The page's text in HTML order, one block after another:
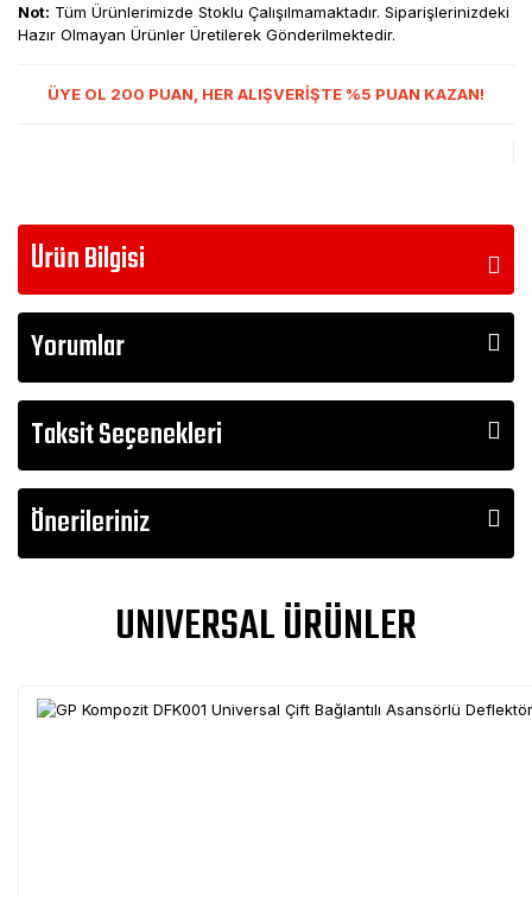
Not: Tüm Ürünlerimizde Stoklu Çalışılmamaktadır. Siparişlerinizdeki
Hazır Olmayan Ürünler Üretilerek Gönderilmektedir.
ÜYE OL 200 PUAN, HER ALIŞVERİŞTE %5 PUAN KAZAN!
Ürün Bilgisi
Yorumlar
Taksit Seçenekleri
Önerileriniz
UNIVERSAL ÜRÜNLER